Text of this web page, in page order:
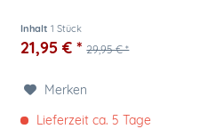
Inhalt1 Stück
21,95 € * 29,95 € *
Merken
Lieferzeit ca. 5 Tage